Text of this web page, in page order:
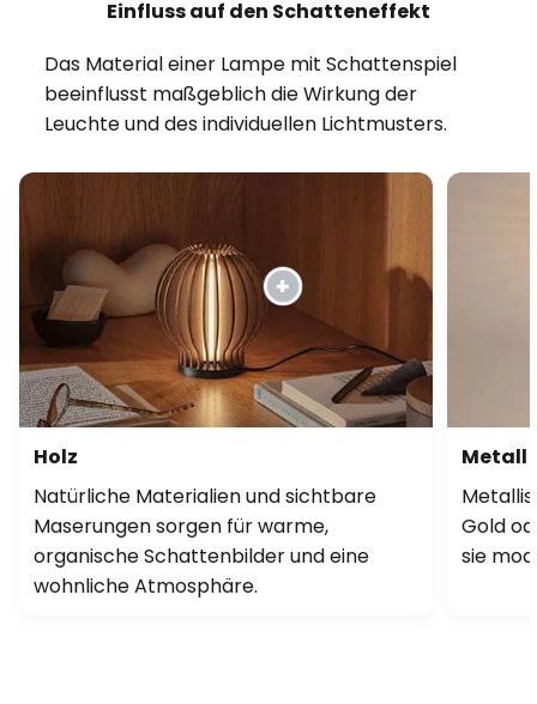
Einfluss auf den Schatteneffekt
Das Material einer Lampe mit Schattenspiel
beeinflusst maßgeblich die Wirkung der
Leuchte und des individuellen Lichtmusters.
Holz
Natürliche Materialien und sichtbare
Maserungen sorgen für warme,
organische Schattenbilder und eine
wohnliche Atmosphäre.
Metall
Gold
sie